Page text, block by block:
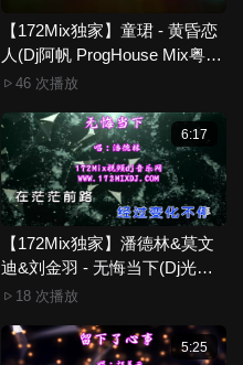
【172Mix独家】童珺 - 黄昏恋
人(Dj阿帆 ProgHouse Mix粤语
女)46 次播放
6:17
【172Mix独家】潘德林&莫文
迪&刘金羽 - 无悔当下(Dj光头
ProgHouse Mix粤语合唱)
18 次播放
5:25